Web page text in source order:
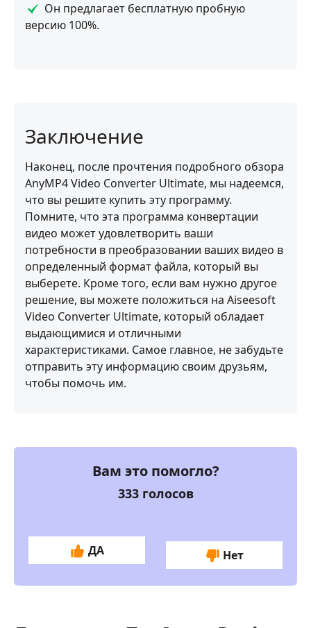
Он предлагает бесплатную пробную
версию 100%.
Заключение
Наконец, после прочтения подробного обзора
AnyMP4 Video Converter Ultimate, мы надеемся,
что вы решите купить эту программу.
Помните, что эта программа конвертации
видео может удовлетворить ваши
потребности в преобразовании ваших видео в
определенный формат файла, который вы
выберете. Кроме того, если вам нужно другое
решение, вы можете положиться на Aiseesoft
Video Converter Ultimate, который обладает
выдающимися и отличными
характеристиками. Самое главное, не забудьте
отправить эту информацию своим друзьям,
чтобы помочь им.
Вам это помогло?
333голосов
ДА Нет